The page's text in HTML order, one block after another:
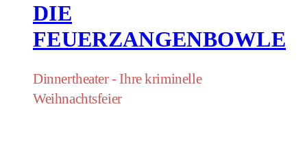
DIE
FEUERZANGENBOWLE
Dinnertheater - Ihre kriminelle
Weihnachtsfeier